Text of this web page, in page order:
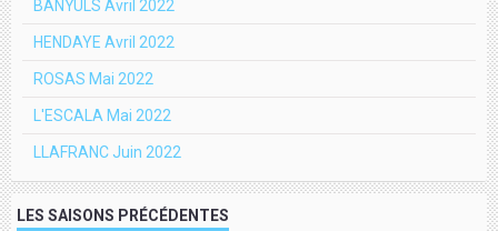
BANYULS Avril 2022
HENDAYE Avril 2022
ROSAS Mai 2022
L'ESCALA Mai 2022
LLAFRANC Juin 2022
LES SAISONS PRÉCÉDENTES